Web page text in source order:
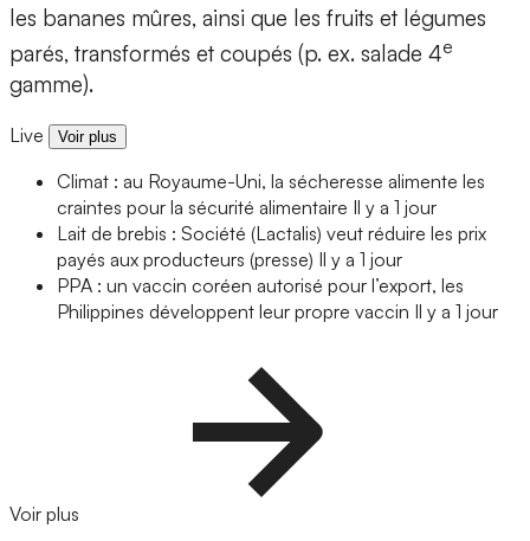
les bananes mûres, ainsi que les fruits et légumes
parés, transformés et coupés (p. ex. salade 4e
gamme).
Live Voir plus
Climat : au Royaume-Uni, la sécheresse alimente les
craintes pour la sécurité alimentaire Il y a 1 jour
Lait de brebis : Société (Lactalis) veut réduire les prix
payés aux producteurs (presse) Il y a 1 jour
PPA : un vaccin coréen autorisé pour l’export, les
Philippines développent leur propre vaccin Il y a 1 jour
Voir plus